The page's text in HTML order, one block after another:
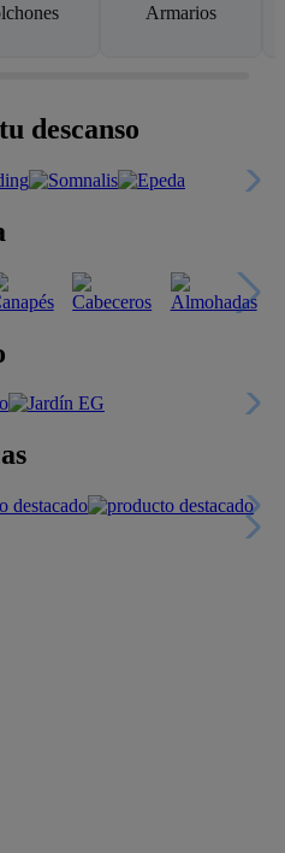
Armarios
descanso